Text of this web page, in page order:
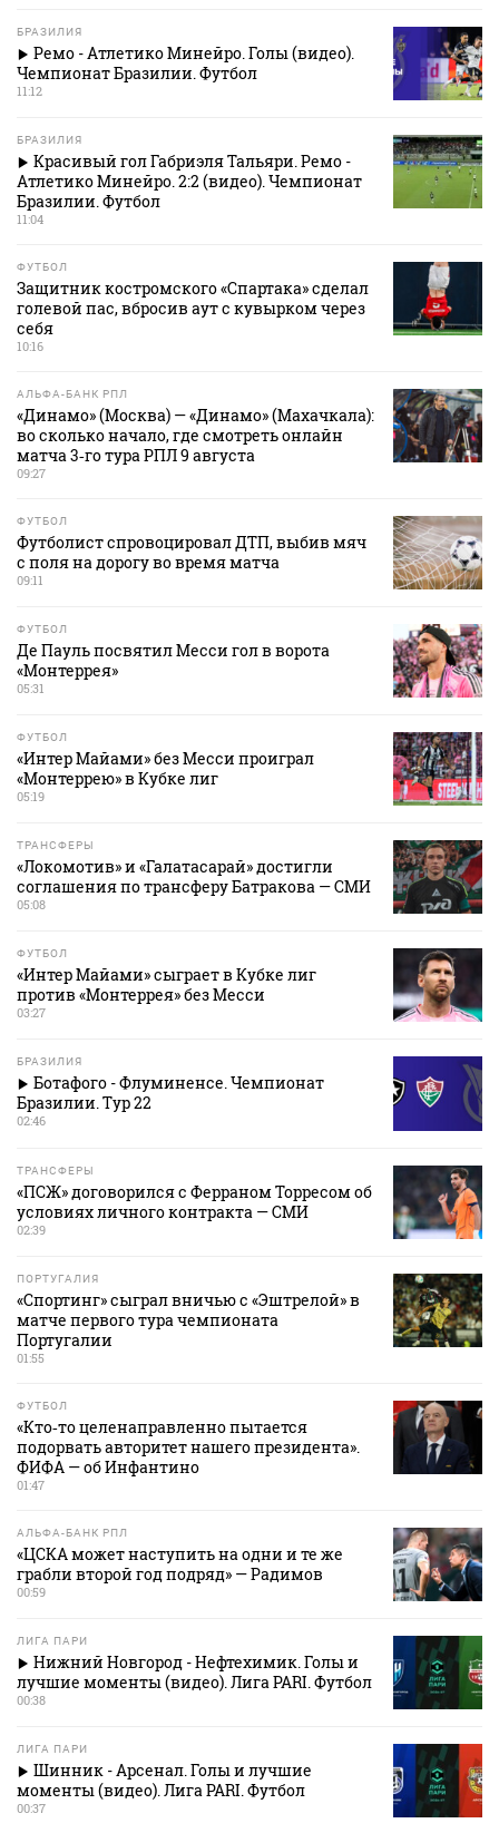
БРАЗИЛИЯ
Ремо - Атлетико Минейро. Голы (видео).
Чемпионат Бразилии. Футбол
11:12
БРАЗИЛИЯ
Красивый гол Габриэля Тальяри. Ремо -
Атлетико Минейро. 2:2 (видео). Чемпионат
Бразилии. Футбол
11:04
ФУТБОЛ
Защитник костромского «Спартака» сделал
голевой пас, вбросив аут с кувырком через
себя
10:16
АЛЬФА-БАНК РПЛ
«Динамо» (Москва) — «Динамо» (Махачкала):
во сколько начало, где смотреть онлайн
матча 3‑го тура РПЛ 9 августа
09:27
ФУТБОЛ
Футболист спровоцировал ДТП, выбив мяч
с поля на дорогу во время матча
09:11
ФУТБОЛ
Де Пауль посвятил Месси гол в ворота
«Монтеррея»
05:31
ФУТБОЛ
«Интер Майами» без Месси проиграл
«Монтеррею» в Кубке лиг
05:19
ТРАНСФЕРЫ
«Локомотив» и «Галатасарай» достигли
соглашения по трансферу Батракова — СМИ
05:08
ФУТБОЛ
«Интер Майами» сыграет в Кубке лиг
против «Монтеррея» без Месси
03:27
БРАЗИЛИЯ
Ботафого - Флуминенсе. Чемпионат
Бразилии. Тур 22
02:46
ТРАНСФЕРЫ
«ПСЖ» договорился с Ферраном Торресом об
условиях личного контракта — СМИ
02:39
ПОРТУГАЛИЯ
«Спортинг» сыграл вничью с «Эштрелой» в
матче первого тура чемпионата
Португалии
01:55
ФУТБОЛ
«Кто‑то целенаправленно пытается
подорвать авторитет нашего президента».
ФИФА — об Инфантино
01:47
АЛЬФА-БАНК РПЛ
«ЦСКА может наступить на одни и те же
грабли второй год подряд» — Радимов
00:59
ЛИГА ПАРИ
Нижний Новгород - Нефтехимик. Голы и
лучшие моменты (видео). Лига PARI. Футбол
00:38
ЛИГА ПАРИ
Шинник - Арсенал. Голы и лучшие
моменты (видео). Лига PARI. Футбол
00:37